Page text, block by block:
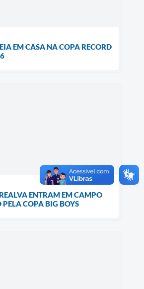
EM CASA NA COPA RECORD
ENTRAM EM CAMPO
PELA COPA BIG BOYS